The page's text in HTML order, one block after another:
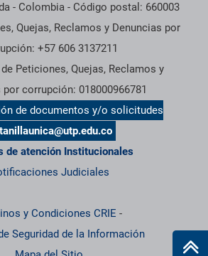
- Colombia - Código postal: 660003
Quejas, Reclamos y Denuncias por
+57 606 3137211
Peticiones, Quejas, Reclamos y
por corrupción: 018000966781
de documentos y/o solicitudes
de atención Institucionales
Judiciales
y Condiciones CRIE -
Seguridad de la Información